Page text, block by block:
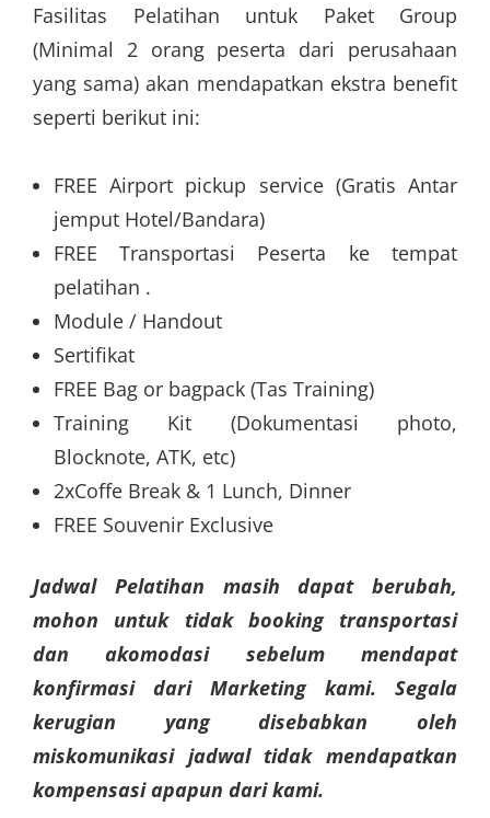
Fasilitas Pelatihan untuk Paket Group
(Minimal 2 orang peserta dari perusahaan
yang sama) akan mendapatkan ekstra benefit
seperti berikut ini:
FREE Airport pickup service (Gratis Antar
jemput Hotel/Bandara)
FREE Transportasi Peserta ke tempat
pelatihan .
Module / Handout
Sertifikat
FREE Bag or bagpack (Tas Training)
Training Kit (Dokumentasi photo,
Blocknote, ATK, etc)
2xCoffe Break & 1 Lunch, Dinner
FREE Souvenir Exclusive
Jadwal Pelatihan masih dapat berubah,
mohon untuk tidak booking transportasi
dan akomodasi sebelum mendapat
konfirmasi dari Marketing kami. Segala
kerugian yang disebabkan oleh
miskomunikasi jadwal tidak mendapatkan
kompensasi apapun dari kami.